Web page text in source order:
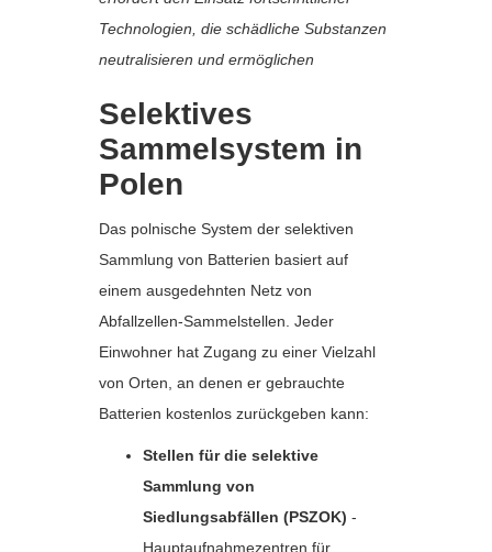
Technologien, die schädliche Substanzen
neutralisieren und ermöglichen
Selektives
Sammelsystem in
Polen
Das polnische System der selektiven
Sammlung von Batterien basiert auf
einem ausgedehnten Netz von
Abfallzellen-Sammelstellen. Jeder
Einwohner hat Zugang zu einer Vielzahl
von Orten, an denen er gebrauchte
Batterien kostenlos zurückgeben kann:
Stellen für die selektive
Sammlung von
Siedlungsabfällen (PSZOK) -
Hauptaufnahmezentren für